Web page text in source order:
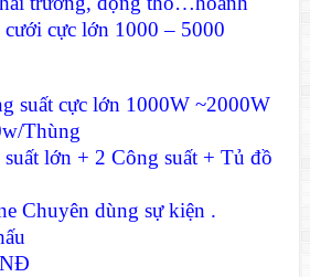
cưới cực lớn 1000 – 5000
suất cực lớn 1000W ~2000W
Thùng
lớn + 2 Công suất + Tủ đồ
Chuyên dùng sự kiện .